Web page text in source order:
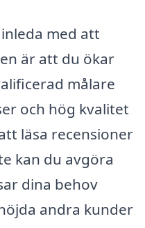
med att
är att du ökar
målare
och hög kvalitet
läsa recensioner
kan du avgöra
dina behov
andra kunder